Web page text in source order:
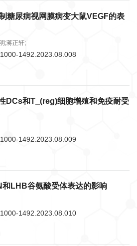
糖尿病视网膜病变大鼠VEGF的表
;蒋正轩;
1492.2023.08.008
DCs和T_(reg)细胞增殖和免疫耐受
1492.2023.08.009
LHB谷氨酸受体表达的影响
1492.2023.08.010